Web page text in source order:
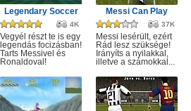
Legendary Soccer
4K
Vegyél részt te is egy
legendás focizásban!
Tarts Messivel és
Ronaldoval!
Messi Can Play
37K
Messi lesérült, ezért
Rád lesz szüksége!
Irányíts a nyilakkal,
illetve a számokkal...